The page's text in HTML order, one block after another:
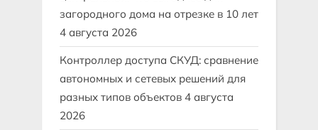
загородного дома на отрезке в 10 лет
4 августа 2026
Контроллер доступа СКУД: сравнение
автономных и сетевых решений для
разных типов объектов 4 августа
2026